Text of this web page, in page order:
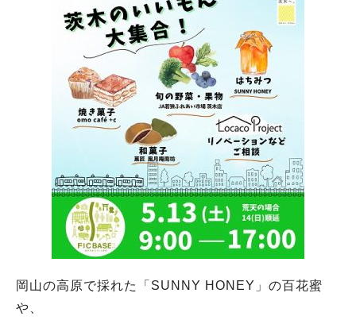
岡山の高原で採れた「SUNNY HONEY」の百花蜜
や、